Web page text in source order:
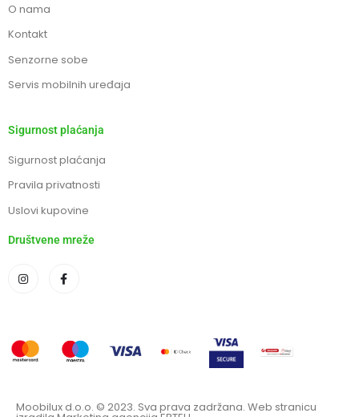
O nama
Kontakt
Senzorne sobe
Servis mobilnih uređaja
Sigurnost plaćanja
Sigurnost plaćanja
Pravila privatnosti
Uslovi kupovine
Društvene mreže
Moobilux d.o.o. © 2023. Sva prava zadržana. Web stranicu